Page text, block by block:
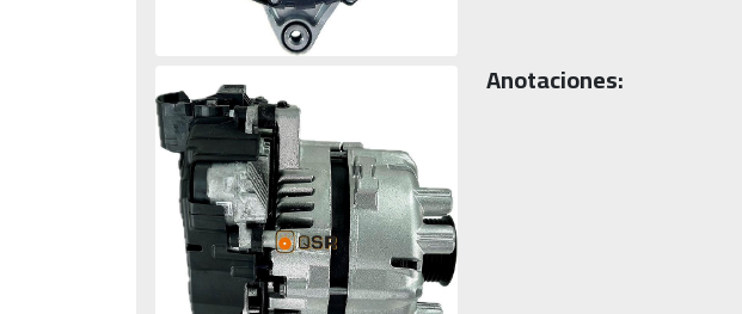
Anotaciones: